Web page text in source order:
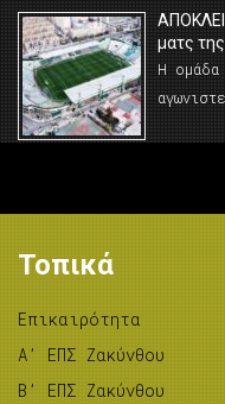
ματς
Η ομάδα
Τοπικά
Επικαιρότητα
A’ ΕΠΣ Ζακύνθου
B’ ΕΠΣ Ζακύνθου